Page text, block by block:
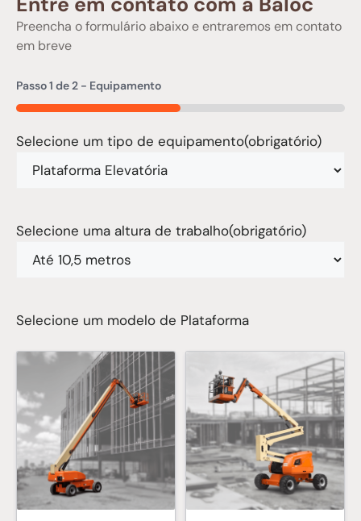
Preencha o formulário abaixo e entraremos em contato
em breve
Passo1 de 2 - Equipamento
50%
Selecione um tipo de equipamento(obrigatório)
Selecione uma altura de trabalho(obrigatório)
Selecione um modelo de Plataforma